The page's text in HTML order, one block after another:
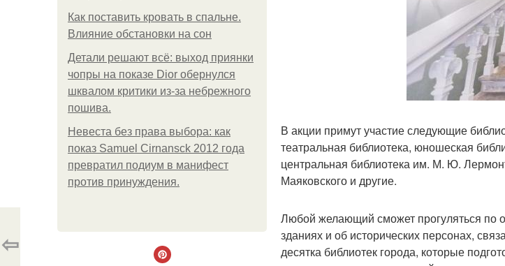
Как поставить кровать в спальне.
Влияние обстановки на сон
Детали решают всё: выход приянки
чопры на показе Dior обернулся
шквалом критики из-за небрежного
пошива.
Невеста без права выбора: как
показ Samuel Cirnansck 2012 года
превратил подиум в манифест
против принуждения.
В акции примут участие следующие
театральная библиотека, юношеская
центральная библиотека им. М. Ю.
Маяковского и другие.
Любой желающий сможет прогуляться по
зданиях и об исторических персонах,
десятка библиотек города, которые
⇦